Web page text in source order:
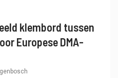
klembord tussen
Europese DMA-